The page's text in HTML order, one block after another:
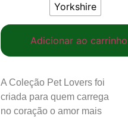
Yorkshire
Adicionar ao carrinho
A Coleção Pet Lovers foi
criada para quem carrega
no coração o amor mais